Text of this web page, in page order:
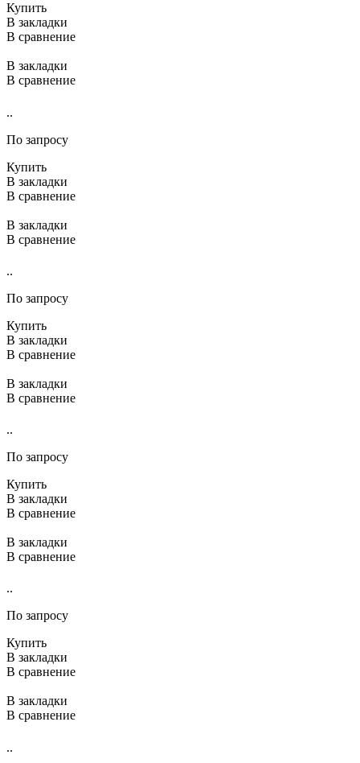
Купить
В закладки
В сравнение
В закладки
В сравнение
..
По запросу
Купить
В закладки
В сравнение
В закладки
В сравнение
..
По запросу
Купить
В закладки
В сравнение
В закладки
В сравнение
..
По запросу
Купить
В закладки
В сравнение
В закладки
В сравнение
..
По запросу
Купить
В закладки
В сравнение
В закладки
В сравнение
..